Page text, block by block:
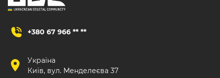
+380 67 966 ** **
Україна
Київ, вул. Менделеєва 37